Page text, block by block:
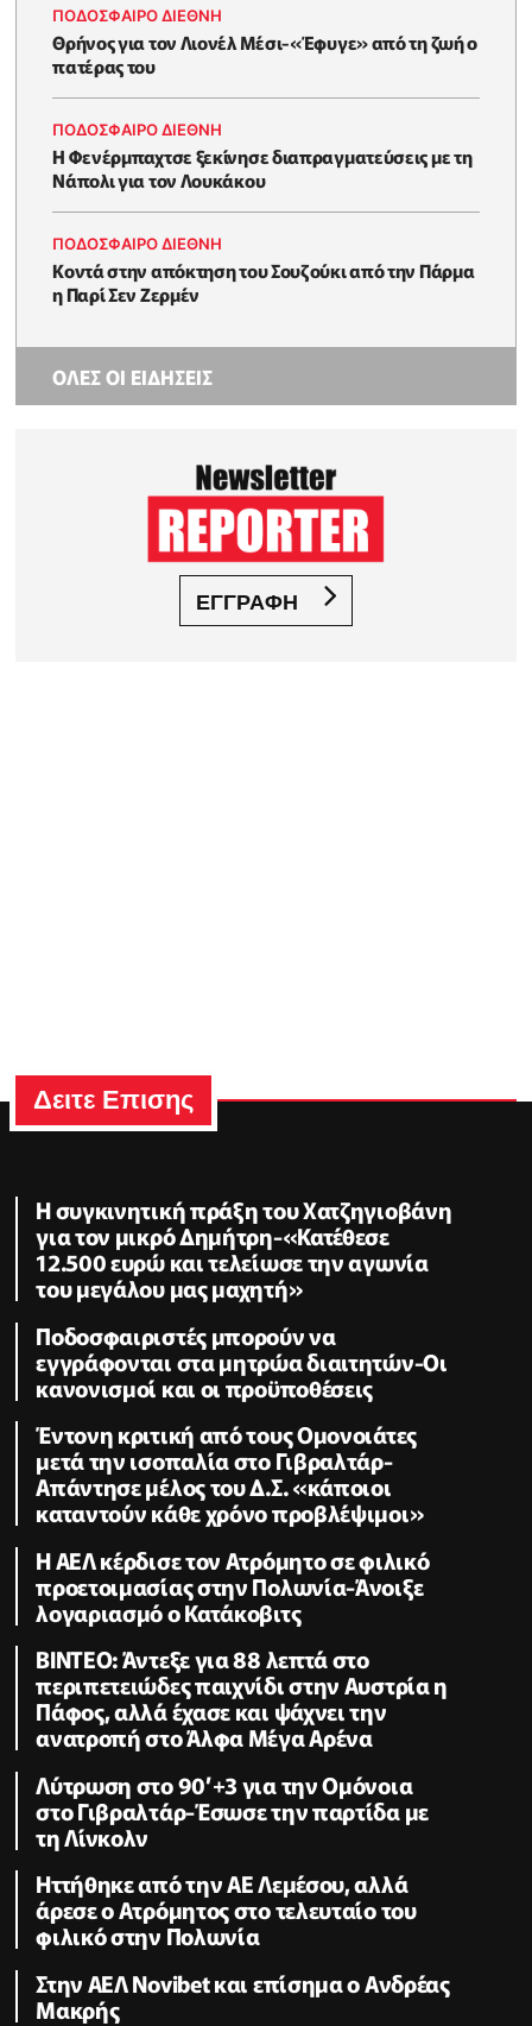
ΠΟΔΟΣΦΑΙΡΟ ΔΙΕΘΝΗ
Θρήνος για τον Λιονέλ Μέσι-«Έφυγε» από τη ζωή ο
πατέρας του
ΠΟΔΟΣΦΑΙΡΟ ΔΙΕΘΝΗ
Η Φενέρμπαχτσε ξεκίνησε διαπραγματεύσεις με τη
Νάπολι για τον Λουκάκου
ΠΟΔΟΣΦΑΙΡΟ ΔΙΕΘΝΗ
Κοντά στην απόκτηση του Σουζούκι από την Πάρμα
η Παρί Σεν Ζερμέν
ΟΛΕΣ ΟΙ ΕΙΔΗΣΕΙΣ
ΕΓΓΡΑΦΗ
Δειτε Επισης
Η συγκινητική πράξη του Χατζηγιοβάνη
για τον μικρό Δημήτρη-«Κατέθεσε
12.500 ευρώ και τελείωσε την αγωνία
του μεγάλου μας μαχητή»
Ποδοσφαιριστές μπορούν να
εγγράφονται στα μητρώα διαιτητών-Οι
κανονισμοί και οι προϋποθέσεις
Έντονη κριτική από τους Ομονοιάτες
μετά την ισοπαλία στο Γιβραλτάρ-
Απάντησε μέλος του Δ.Σ. «κάποιοι
καταντούν κάθε χρόνο προβλέψιμοι»
Η ΑΕΛ κέρδισε τον Ατρόμητο σε φιλικό
προετοιμασίας στην Πολωνία-Άνοιξε
λογαριασμό ο Κατάκοβιτς
ΒΙΝΤΕΟ: Άντεξε για 88 λεπτά στο
περιπετειώδες παιχνίδι στην Αυστρία η
Πάφος, αλλά έχασε και ψάχνει την
ανατροπή στο Άλφα Μέγα Αρένα
Λύτρωση στο 90’+3 για την Ομόνοια
στο Γιβραλτάρ-Έσωσε την παρτίδα με
τη Λίνκολν
Ηττήθηκε από την ΑΕ Λεμέσου, αλλά
άρεσε ο Ατρόμητος στο τελευταίο του
φιλικό στην Πολωνία
Στην ΑΕΛ Novibet και επίσημα ο Ανδρέας
Μακρής